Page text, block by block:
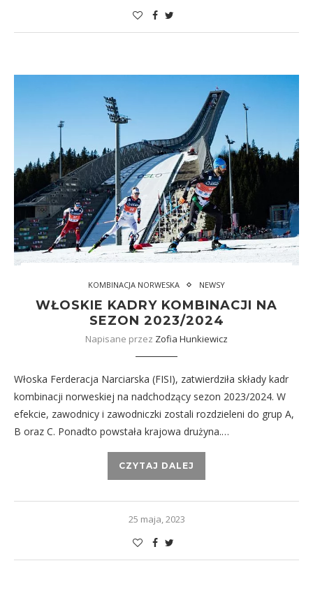
KOMBINACJA NORWESKA NEWSY
WŁOSKIE KADRY KOMBINACJI NA
SEZON 2023/2024
Napisane przez Zofia Hunkiewicz
Włoska Ferderacja Narciarska (FISI), zatwierdziła składy kadr
kombinacji norweskiej na nadchodzący sezon 2023/2024. W
efekcie, zawodnicy i zawodniczki zostali rozdzieleni do grup A,
B oraz C. Ponadto powstała krajowa drużyna.…
CZYTAJ DALEJ
25 maja, 2023